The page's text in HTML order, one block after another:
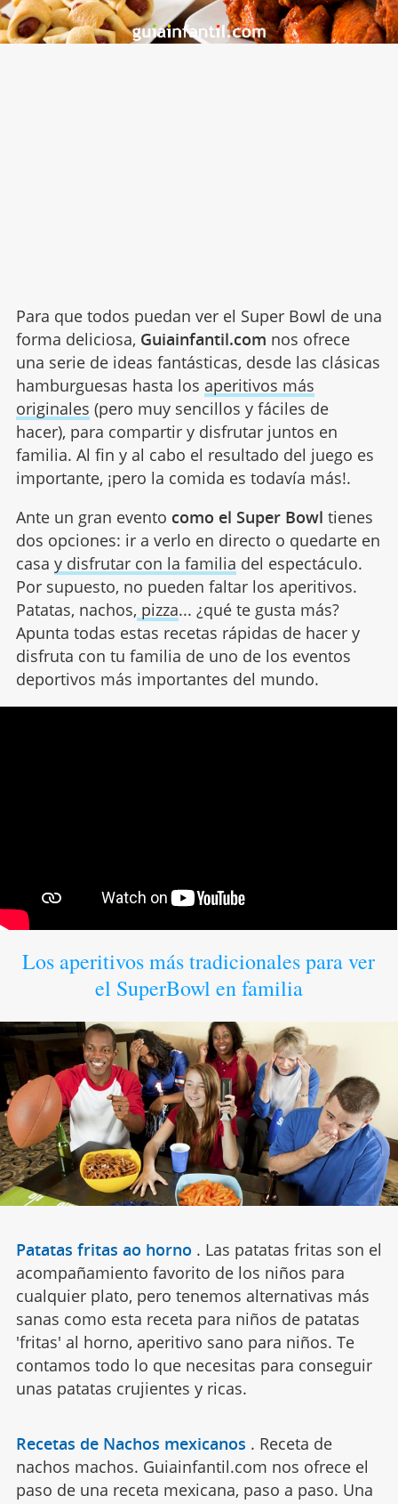
Para que todos puedan ver el Super Bowl de una
forma deliciosa, Guiainfantil.com nos ofrece
una serie de ideas fantásticas, desde las clásicas
hamburguesas hasta los aperitivos más
originales (pero muy sencillos y fáciles de
hacer), para compartir y disfrutar juntos en
familia. Al fin y al cabo el resultado del juego es
importante, ¡pero la comida es todavía más!.
Ante un gran evento como el Super Bowl tienes
dos opciones: ir a verlo en directo o quedarte en
casa y disfrutar con la familia del espectáculo.
Por supuesto, no pueden faltar los aperitivos.
Patatas, nachos, pizza... ¿qué te gusta más?
Apunta todas estas recetas rápidas de hacer y
disfruta con tu familia de uno de los eventos
deportivos más importantes del mundo.
Los aperitivos más tradicionales para ver
el SuperBowl en familia
Patatas fritas ao horno . Las patatas fritas son el
acompañamiento favorito de los niños para
cualquier plato, pero tenemos alternativas más
sanas como esta receta para niños de patatas
'fritas' al horno, aperitivo sano para niños. Te
contamos todo lo que necesitas para conseguir
unas patatas crujientes y ricas.
Recetas de Nachos mexicanos . Receta de
nachos machos. Guiainfantil.com nos ofrece el
paso de una receta mexicana, paso a paso. Una